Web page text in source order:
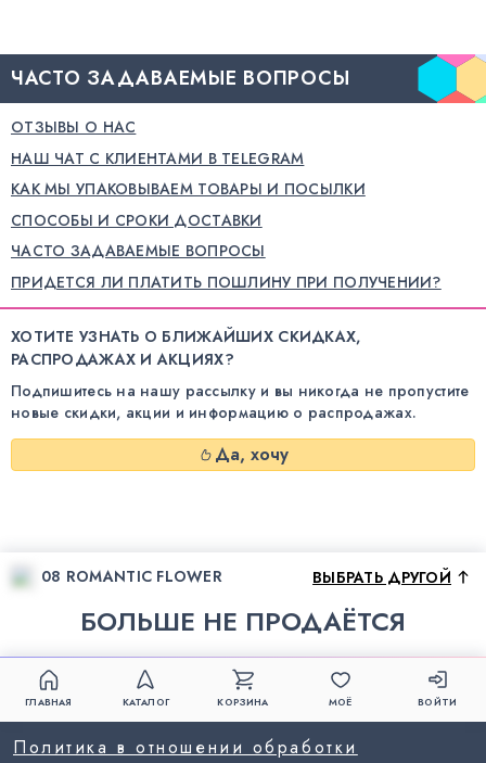
ЧАСТО ЗАДАВАЕМЫЕ ВОПРОСЫ
ОТЗЫВЫ О НАС
НАШ ЧАТ С КЛИЕНТАМИ В TELEGRAM
КАК МЫ УПАКОВЫВАЕМ ТОВАРЫ И ПОСЫЛКИ
СПОСОБЫ И СРОКИ ДОСТАВКИ
ЧАСТО ЗАДАВАЕМЫЕ ВОПРОСЫ
ПРИДЕТСЯ ЛИ ПЛАТИТЬ ПОШЛИНУ ПРИ ПОЛУЧЕНИИ?
ХОТИТЕ УЗНАТЬ О БЛИЖАЙШИХ СКИДКАХ,
РАСПРОДАЖАХ И АКЦИЯХ?
Подпишитесь на нашу рассылку и вы никогда не пропустите
новые скидки, акции и информацию о распродажах.
Да, хочу
08 ROMANTIC FLOWER ВЫБРАТЬ ДРУГОЙ
БОЛЬШЕ НЕ ПРОДАЁТСЯ
ГЛАВНАЯ КАТАЛОГ КОРЗИНА МОЁ ВОЙТИ
Политика в отношении обработки